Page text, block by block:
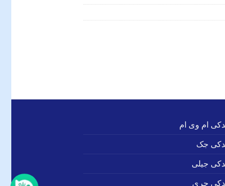
ام وی ام
جک
جیلی
چری